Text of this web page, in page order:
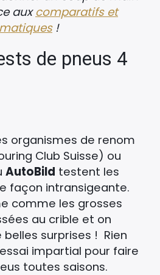
aux comparatifs et
!
de pneus 4
organismes de renom
Club Suisse) ou
AutoBild testent les
façon intransigeante.
comme les grosses
au crible et on
surprises ! Rien
essai impartial pour faire
toutes saisons.